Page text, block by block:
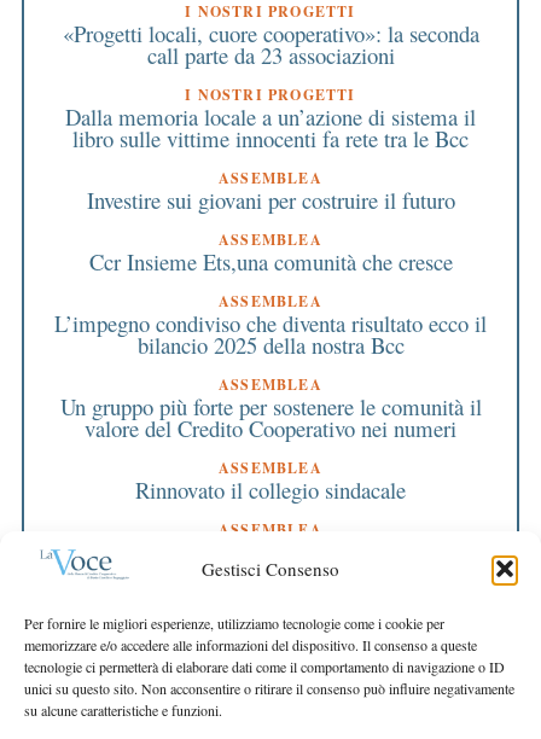
Gestisci Consenso
Per fornire le migliori esperienze, utilizziamo tecnologie come i cookie per
memorizzare e/o accedere alle informazioni del dispositivo. Il consenso a queste
tecnologie ci permetterà di elaborare dati come il comportamento di navigazione o ID
unici su questo sito. Non acconsentire o ritirare il consenso può influire negativamente
su alcune caratteristiche e funzioni.
I NOSTRI PROGETTI
«Progetti locali, cuore cooperativo»: la seconda
call parte da 23 associazioni
I NOSTRI PROGETTI
Dalla memoria locale a un’azione di sistema il
libro sulle vittime innocenti fa rete tra le Bcc
ASSEMBLEA
Investire sui giovani per costruire il futuro
ASSEMBLEA
Ccr Insieme Ets,una comunità che cresce
ASSEMBLEA
L’impegno condiviso che diventa risultato ecco il
bilancio 2025 della nostra Bcc
ASSEMBLEA
Un gruppo più forte per sostenere le comunità il
valore del Credito Cooperativo nei numeri
ASSEMBLEA
Rinnovato il collegio sindacale
ASSEMBLEA
Bilancio approvato all’unanimità e 2 milioni
destinati al territorio
EDITORIALE DIRETTORE
Crescere restando riconoscibili
EDITORIALE PRESIDENTE
Costruire futuro insieme